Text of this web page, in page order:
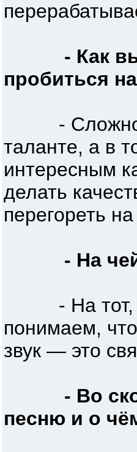
- Как
пробиться
- Сложно,
таланте, а в
интересным
делать
перегореть
- На
- На тот,
понимаем,
звук — это
- Во
песню и о